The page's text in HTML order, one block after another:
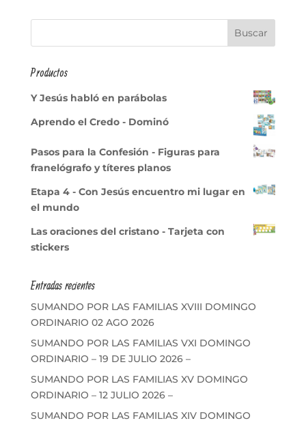
Productos
Y Jesús habló en parábolas
Aprendo el Credo - Dominó
Pasos para la Confesión - Figuras para
franelógrafo y títeres planos
Etapa 4 - Con Jesús encuentro mi lugar en
el mundo
Las oraciones del cristano - Tarjeta con
stickers
Entradas recientes
SUMANDO POR LAS FAMILIAS XVIII DOMINGO
ORDINARIO 02 AGO 2026
SUMANDO POR LAS FAMILIAS VXI DOMINGO
ORDINARIO – 19 DE JULIO 2026 –
SUMANDO POR LAS FAMILIAS XV DOMINGO
ORDINARIO – 12 JULIO 2026 –
SUMANDO POR LAS FAMILIAS XIV DOMINGO